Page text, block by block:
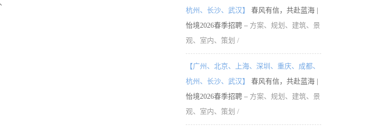
杭州、长沙、武汉】
春风有信，共赴蓝海 |
怡境2026春季招聘 – 方案、规划、建筑、景
观、室内、策划 /
【广州、北京、上海、深圳、重庆、成都、
杭州、长沙、武汉】
春风有信，共赴蓝海 |
怡境2026春季招聘 – 方案、规划、建筑、景
观、室内、策划 /